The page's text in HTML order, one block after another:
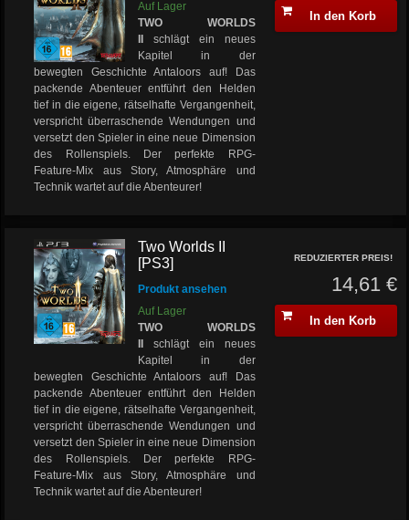
Auf Lager
TWO WORLDS
schlägt ein neues
Kapitel in der
bewegten Geschichte Antaloors auf! Das
packende Abenteuer entführt den Helden
tief in die eigene, rätselhafte Vergangenheit,
verspricht überraschende Wendungen und
versetzt den Spieler in eine neue Dimension
des Rollenspiels. Der perfekte RPG-
Feature-Mix aus Story, Atmosphäre und
Technik wartet auf die Abenteurer!
In den Korb
Two Worlds II
[PS3]
Produkt ansehen
Auf Lager
TWO WORLDS
schlägt ein neues
Kapitel in der
bewegten Geschichte Antaloors auf! Das
packende Abenteuer entführt den Helden
tief in die eigene, rätselhafte Vergangenheit,
verspricht überraschende Wendungen und
versetzt den Spieler in eine neue Dimension
des Rollenspiels. Der perfekte RPG-
Feature-Mix aus Story, Atmosphäre und
Technik wartet auf die Abenteurer!
REDUZIERTER PREIS!
14,61 €
In den Korb